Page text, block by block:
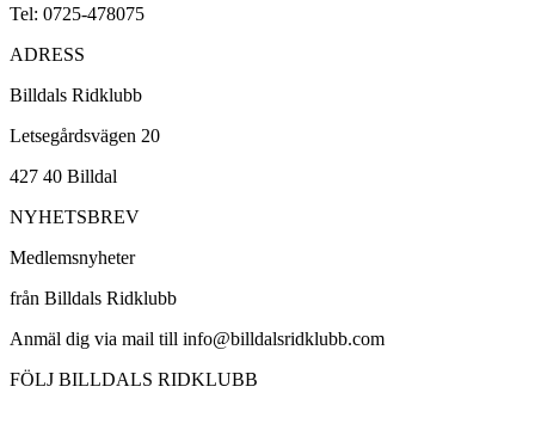
Tel: 0725-478075
ADRESS
Billdals Ridklubb
Letsegårdsvägen 20
427 40 Billdal
NYHETSBREV
Medlemsnyheter
från Billdals Ridklubb
Anmäl dig via mail till info@billdalsridklubb.com
FÖLJ BILLDALS RIDKLUBB